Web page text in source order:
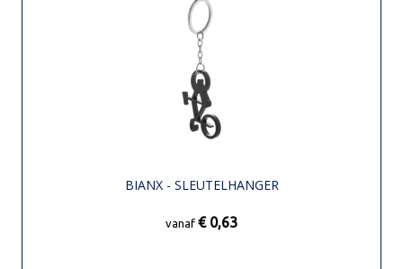
BIANX - SLEUTELHANGER
vanaf € 0,63